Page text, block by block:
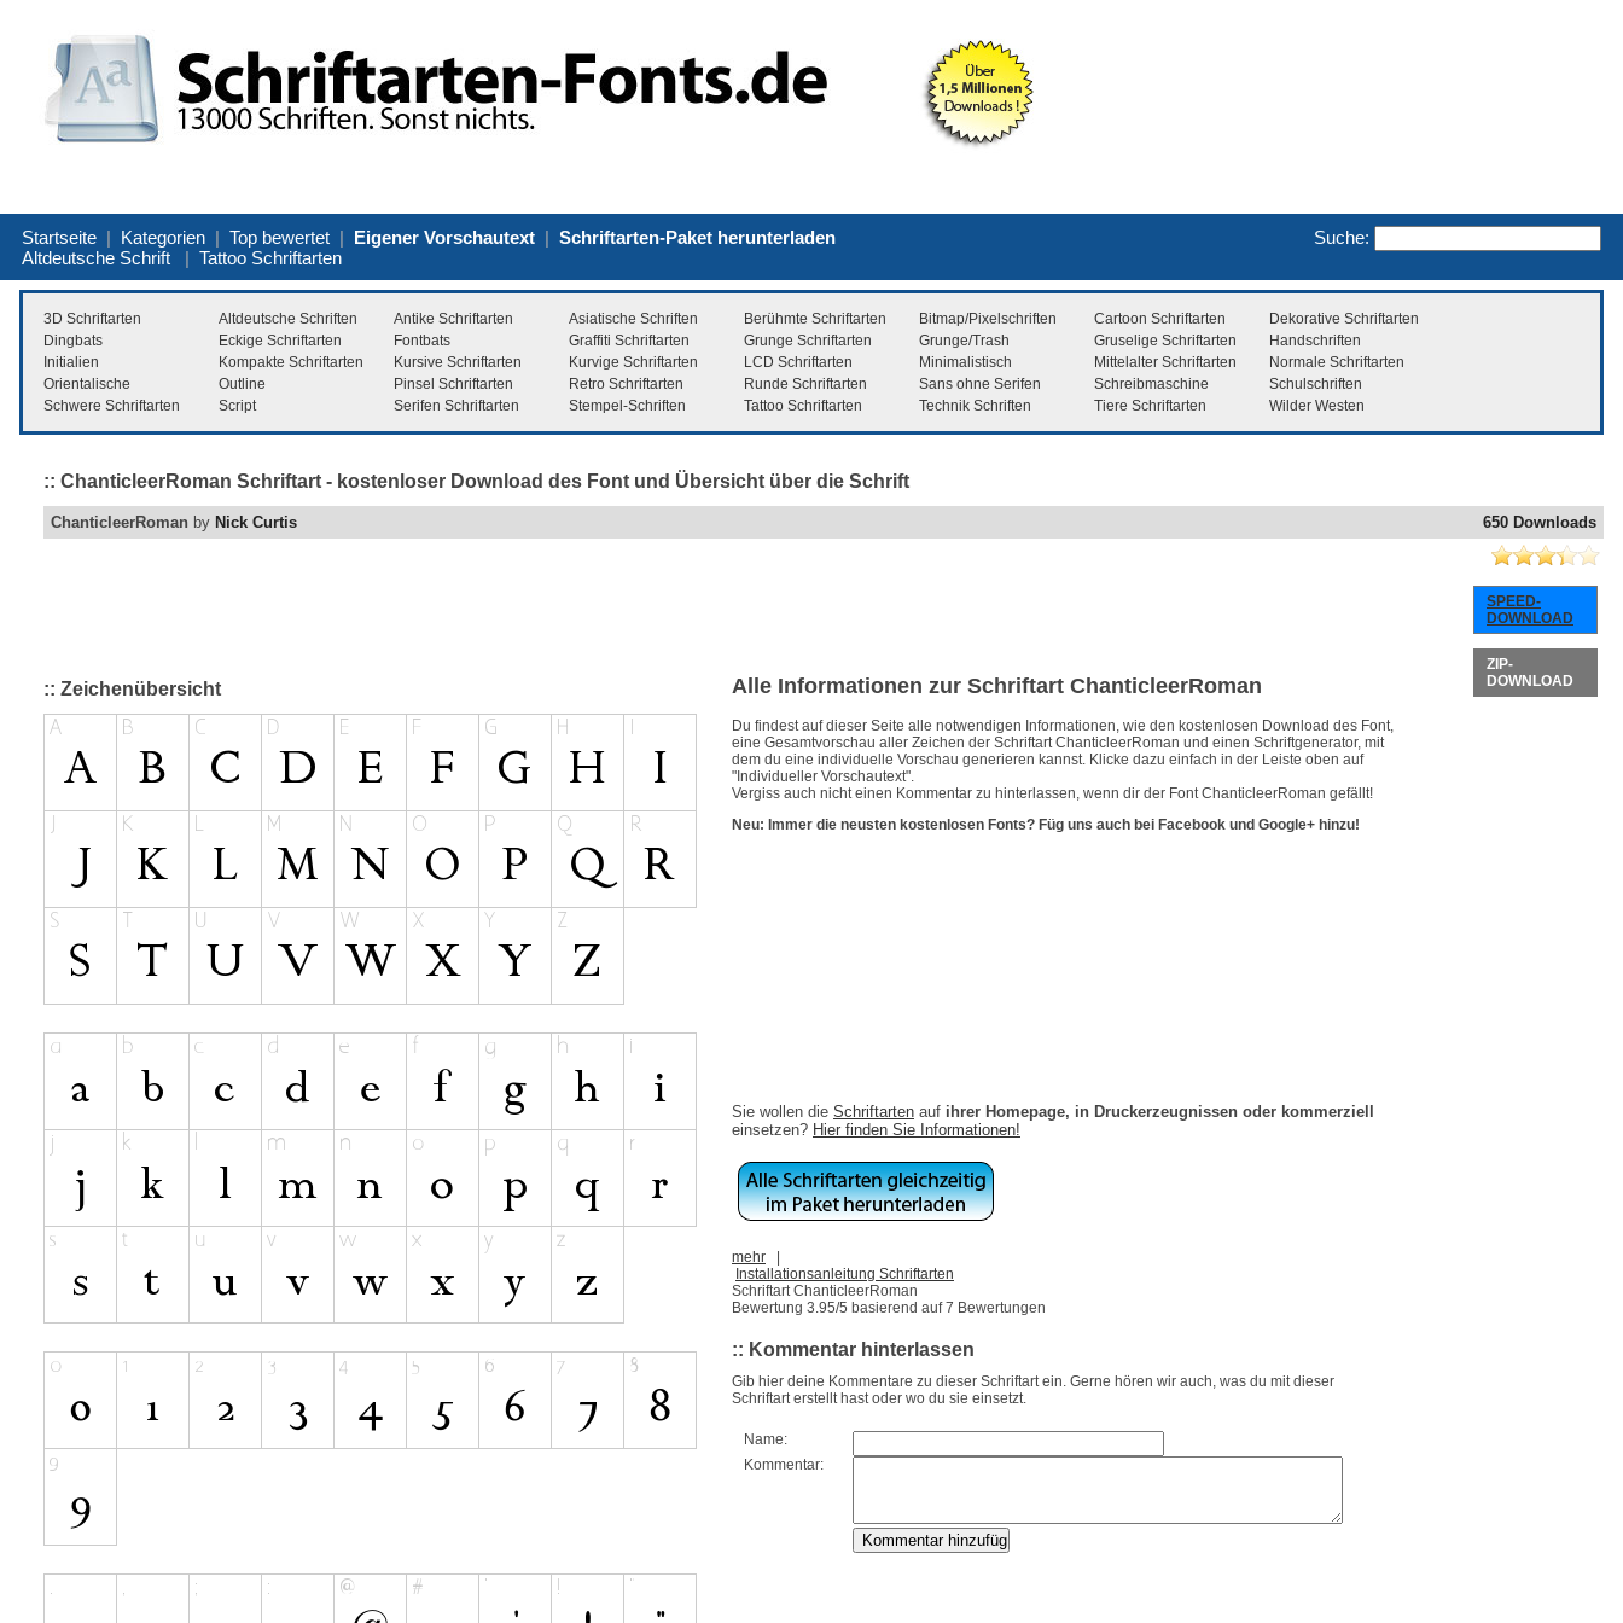
Suche:
Startseite | Kategorien | Top bewertet | Eigener Vorschautext | Schriftarten-Paket herunterladen
Altdeutsche Schrift | Tattoo Schriftarten
3D Schriftarten Altdeutsche Schriften Antike Schriftarten Asiatische Schriften Berühmte Schriftarten Bitmap/Pixelschriften Cartoon Schriftarten
Dekorative Schriftarten
Dingbats
Eckige Schriftarten Fontbats Graffiti Schriftarten Grunge Schriftarten Grunge/Trash Gruselige Schriftarten
Handschriften
Initialien
Kompakte Schriftarten Kursive Schriftarten Kurvige Schriftarten LCD Schriftarten Minimalistisch Mittelalter Schriftarten
Normale Schriftarten
Orientalische
Outline Pinsel Schriftarten Retro Schriftarten Runde Schriftarten Sans ohne Serifen Schreibmaschine
Schulschriften
Schwere Schriftarten
Script Serifen Schriftarten Stempel-Schriften Tattoo Schriftarten Technik Schriften Tiere Schriftarten Wilder Westen
:: ChanticleerRoman Schriftart - kostenloser Download des Font und Übersicht über die Schrift
650 Downloads
ChanticleerRoman by Nick Curtis
SPEED-
DOWNLOAD
ZIP-
DOWNLOAD
:: Zeichenübersicht Alle Informationen zur Schriftart ChanticleerRoman
Du findest auf dieser Seite alle notwendigen Informationen, wie den kostenlosen Download des Font,
eine Gesamtvorschau aller Zeichen der Schriftart ChanticleerRoman und einen Schriftgenerator, mit
dem du eine individuelle Vorschau generieren kannst. Klicke dazu einfach in der Leiste oben auf
"Individueller Vorschautext".
Vergiss auch nicht einen Kommentar zu hinterlassen, wenn dir der Font ChanticleerRoman gefällt!
Neu: Immer die neusten kostenlosen Fonts? Füg uns auch bei Facebook und Google+ hinzu!
Sie wollen die Schriftarten auf ihrer Homepage, in Druckerzeugnissen oder kommerziell
einsetzen? Hier finden Sie Informationen!
mehr
Installationsanleitung Schriftarten
Schriftart ChanticleerRoman
Bewertung 3.95/5 basierend auf7 Bewertungen
:: Kommentar hinterlassen
Gib hier deine Kommentare zu dieser Schriftart ein. Gerne hören wir auch, was du mit dieser
Schriftart erstellt hast oder wo du sie einsetzt.
Name:
Kommentar: